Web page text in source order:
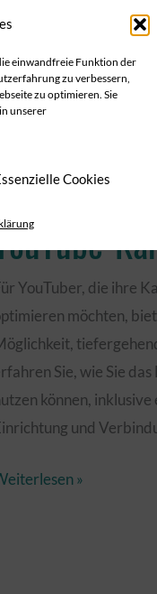
einwandfreie Funktion der
zu verbessern,
zu optimieren. Sie
unserer
Cookies
Optimale
bessere
YouTuber, die ihre
möchten,
Sie, wie Sie
können,
und
»